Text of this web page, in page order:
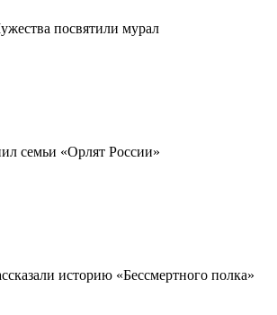
посвятили мурал
семьи «Орлят России»
историю «Бессмертного полка»